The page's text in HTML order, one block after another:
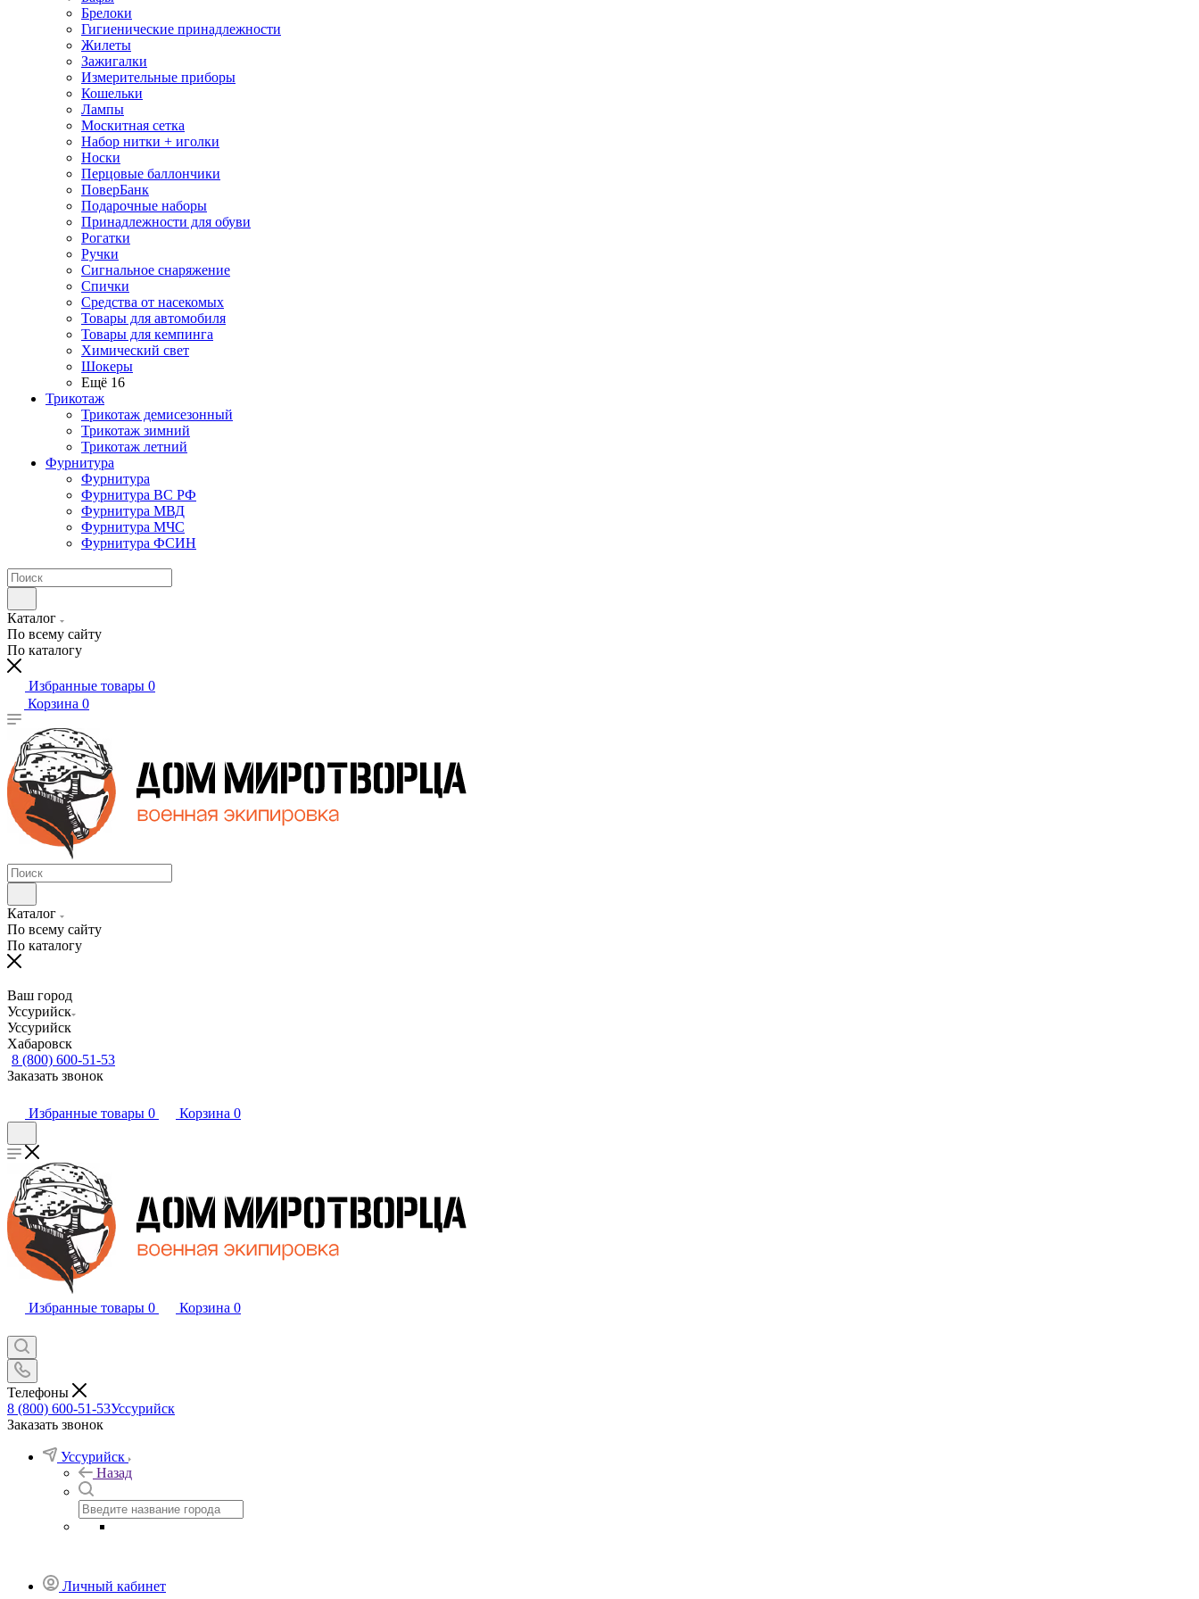
Брелоки
Гигиенические принадлежности
Жилеты
Зажигалки
Измерительные приборы
Кошельки
Лампы
Москитная сетка
Набор нитки + иголки
Носки
Перцовые баллончики
ПоверБанк
Подарочные наборы
Принадлежности для обуви
Рогатки
Ручки
Сигнальное снаряжение
Спички
Средства от насекомых
Товары для автомобиля
Товары для кемпинга
Химический свет
Шокеры
Ещё 16
Трикотаж
Трикотаж демисезонный
Трикотаж зимний
Трикотаж летний
Фурнитура
Фурнитура
Фурнитура ВС РФ
Фурнитура МВД
Фурнитура МЧС
Фурнитура ФСИН
Каталог
По всему сайту
По каталогу
Избранные товары 0
Корзина 0
Каталог
По всему сайту
По каталогу
Ваш город
Уссурийск
Уссурийск
Хабаровск
8 (800) 600-51-53
Заказать звонок
Избранные товары 0 Корзина 0
Избранные товары 0 Корзина 0
Телефоны
8 (800) 600-51-53Уссурийск
Заказать звонок
Уссурийск
Назад
Личный кабинет